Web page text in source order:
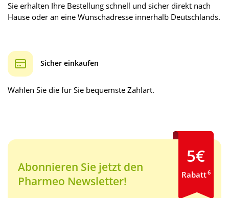
Sie erhalten Ihre Bestellung schnell und sicher direkt nach
Hause oder an eine Wunschadresse innerhalb Deutschlands.
Sicher einkaufen
Wählen Sie die für Sie bequemste Zahlart.
Abonnieren Sie jetzt den
Pharmeo Newsletter!
5€
Rabatt6